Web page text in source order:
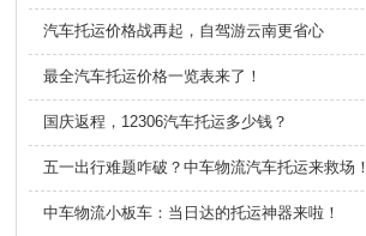
汽车托运价格战再起，自驾游云南更省心
最全汽车托运价格一览表来了！
国庆返程，12306汽车托运多少钱？
五一出行难题咋破？中车物流汽车托运来救场！
中车物流小板车：当日达的托运神器来啦！